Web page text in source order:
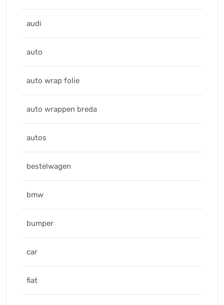
audi
auto
auto wrap folie
auto wrappen breda
autos
bestelwagen
bmw
bumper
car
fiat